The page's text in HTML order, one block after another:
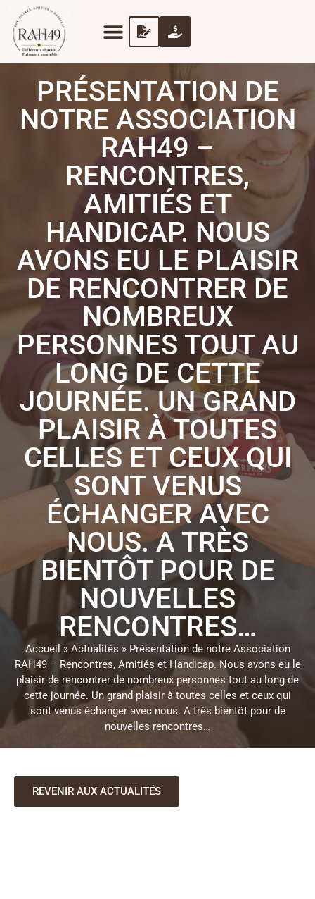
PRÉSENTATION DE
NOTRE ASSOCIATION
RAH49 –
RENCONTRES,
AMITIÉS ET
HANDICAP. NOUS
AVONS EU LE PLAISIR
DE RENCONTRER DE
NOMBREUX
PERSONNES TOUT AU
LONG DE CETTE
JOURNÉE. UN GRAND
PLAISIR À TOUTES
CELLES ET CEUX QUI
SONT VENUS
ÉCHANGER AVEC
NOUS. A TRÈS
BIENTÔT POUR DE
NOUVELLES
RENCONTRES…
Accueil » Actualités » Présentation de notre Association
RAH49 – Rencontres, Amitiés et Handicap. Nous avons eu le
plaisir de rencontrer de nombreux personnes tout au long de
cette journée. Un grand plaisir à toutes celles et ceux qui
sont venus échanger avec nous. A très bientôt pour de
nouvelles rencontres…
REVENIR AUX ACTUALITÉS